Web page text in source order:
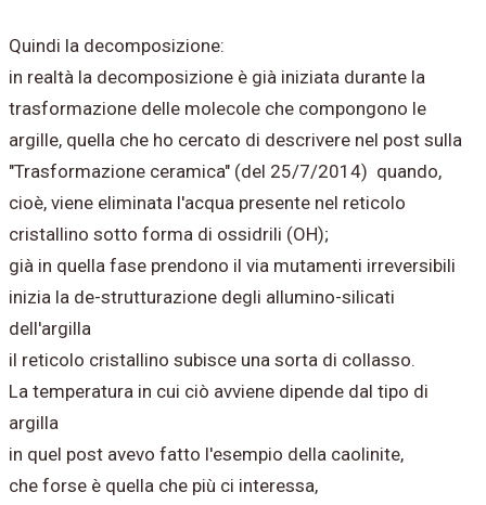
Quindi la decomposizione:
in realtà la decomposizione è già iniziata durante la
trasformazione delle molecole che compongono le
argille, quella che ho cercato di descrivere nel post sulla
"Trasformazione ceramica" (del 25/7/2014) quando,
cioè, viene eliminata l'acqua presente nel reticolo
cristallino sotto forma di ossidrili (OH);
già in quella fase prendono il via mutamenti irreversibili
inizia la de-strutturazione degli allumino-silicati
dell'argilla
il reticolo cristallino subisce una sorta di collasso.
La temperatura in cui ciò avviene dipende dal tipo di
argilla
in quel post avevo fatto l'esempio della caolinite,
che forse è quella che più ci interessa,